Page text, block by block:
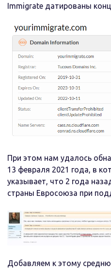
Immigrate датированы
При этом нам удалось
13 февраля 2021 года, в
указывает, что 2 года
страны Евросоюза при
Добавляем к этому